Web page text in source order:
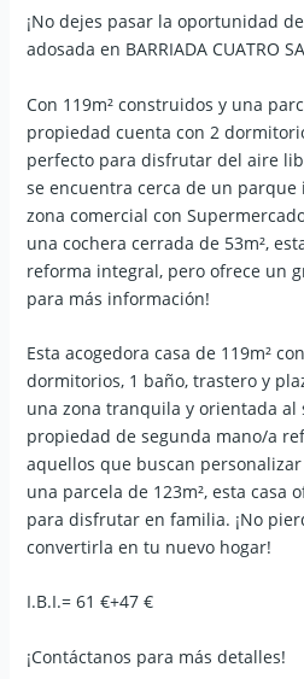
¡No dejes pasar la oportunidad
adosada en BARRIADA CUATRO
Con 119m² construidos y una
propiedad cuenta con 2
perfecto para disfrutar del aire
se encuentra cerca de un
zona comercial con
una cochera cerrada de 53m²,
reforma integral, pero ofrece un
para más información!
Esta acogedora casa de 119m²
dormitorios, 1 baño, trastero y
una zona tranquila y orientada al
propiedad de segunda mano/a
aquellos que buscan
una parcela de 123m², esta casa
para disfrutar en familia. ¡No
convertirla en tu nuevo hogar!
I.B.I.= 61 €+47 €
¡Contáctanos para más detalles!